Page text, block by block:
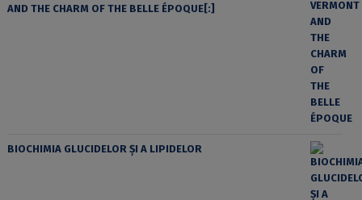
AND THE CHARM OF THE BELLE ÉPOQUE[:]
BIOCHIMIA GLUCIDELOR ȘI A LIPIDELOR